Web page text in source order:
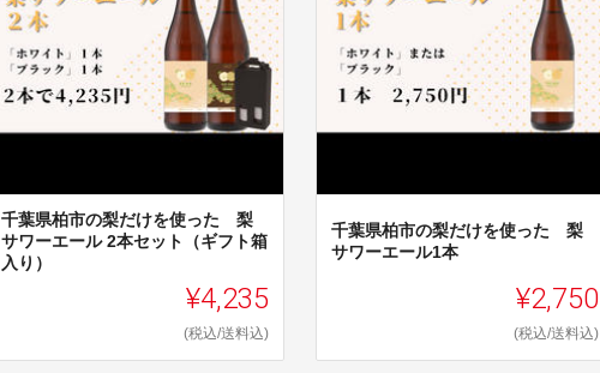
千葉県柏市の梨だけを使った 梨
サワーエール 2本セット（ギフト箱
入り）
¥4,235
(税込/送料込)
千葉県柏市の梨だけを使った 梨
サワーエール1本
¥2,750
(税込/送料込)